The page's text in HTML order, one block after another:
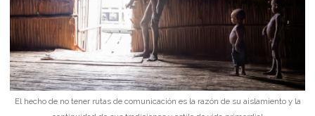
El hecho de no tener rutas de comunicación es la razón de su aislamiento y la